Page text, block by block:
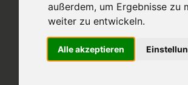
außerdem, um Ergebnisse zu
weiter zu entwickeln.
Alle akzeptieren
Ich biete